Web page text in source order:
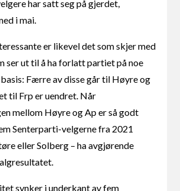
har satt seg på gjerdet,
i mai.
er likevel det som skjer med
ser ut til å ha forlatt partiet på noe
Færre av disse går til Høyre og
til Frp er uendret. Når
mellom Høyre og Ap er så godt
Senterparti-velgerne fra 2021
eller Solberg – ha avgjørende
synker i underkant av fem